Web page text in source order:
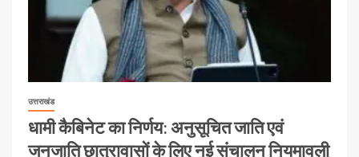
उत्तराखंड
धामी कैबिनेट का निर्णय: अनुसूचित जाति एवं
जनजाति छात्रावासों के लिए नई संचालन नियमावली